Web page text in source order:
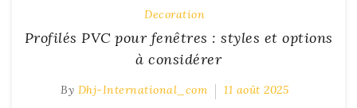
Decoration
Profilés PVC pour fenêtres : styles et options
à considérer
By Dhj-International_com 11 août 2025